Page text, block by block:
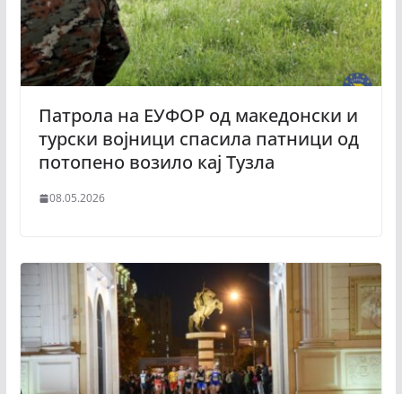
Патролa на ЕУФОР од македонски и
турски војници спасила патници од
потопено возило кај Тузла
08.05.2026